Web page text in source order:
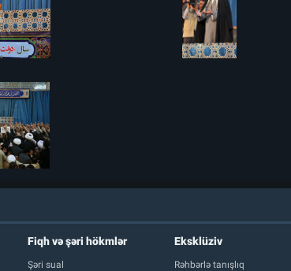
Fiqh və şəri hökmlər
Şəri sual
Eksklüziv
Rəhbərlə tanışlıq